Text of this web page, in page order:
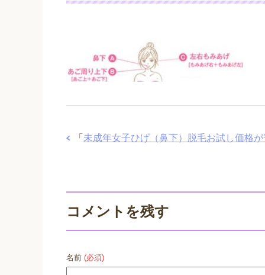
「 未成年女子ひげ（鼻下）脱毛お試し価格
コメントを残す
名前 (必須)